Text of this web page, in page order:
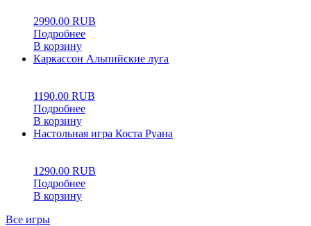
2990.00 RUB
Подробнее
В корзину
Каркассон Альпийские луга
1190.00 RUB
Подробнее
В корзину
Настольная игра Коста Руана
1290.00 RUB
Подробнее
В корзину
Все игры